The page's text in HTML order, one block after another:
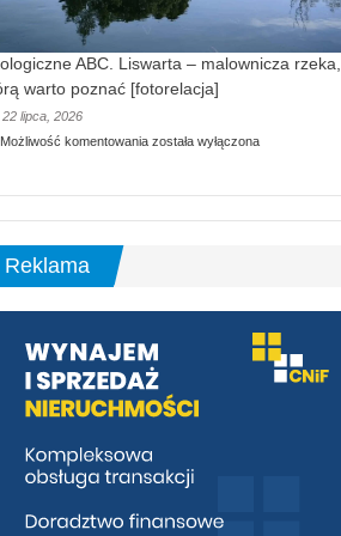
ABC. Liswarta – malownicza rzeka,
warto poznać [fotorelacja]
22 lipca, 2026
Możliwość komentowania Ekologiczne
–
[fotorelacja]
została wyłączona
Reklama